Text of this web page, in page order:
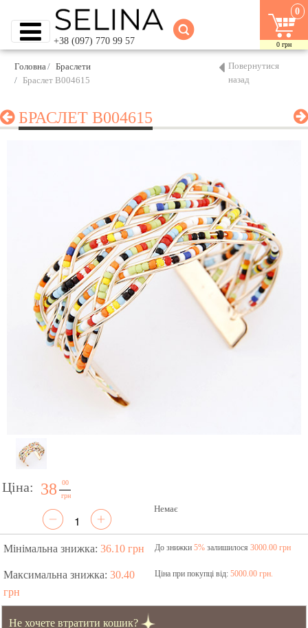
+38 (097) 770 99 57
0
0 грн
Головна
Браслети
Браслет B004615
Повернутися
назад
БРАСЛЕТ B004615
Ціна: 38
00
грн
Немає
Мінімальна знижка: 36.10 грн До знижки 5%залишилося 3000.00 грн
Максимальна знижка: 30.40
грн
Ціна при покупці від: 5000.00 грн.
Не хочете втратити кошик?